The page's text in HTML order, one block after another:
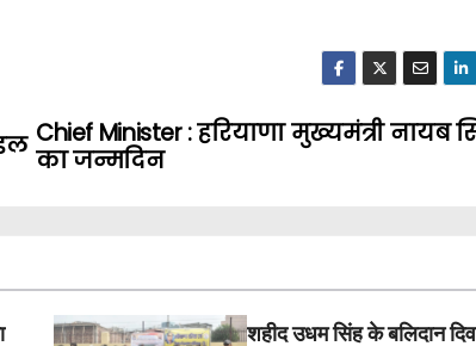
Chief Minister : हरियाणा मुख्यमंत्री नायब
का जन्मदिन
शहीद उधम सिंह के बलिदान